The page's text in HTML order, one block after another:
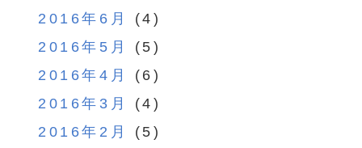
2016年6月
(4)
2016年5月
(5)
2016年4月
(6)
2016年3月
(4)
2016年2月
(5)